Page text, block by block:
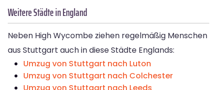
Weitere Städte in England
Neben High Wycombe ziehen regelmäßig Menschen
aus Stuttgart auch in diese Städte Englands:
Umzug von Stuttgart nach Luton
Umzug von Stuttgart nach Colchester